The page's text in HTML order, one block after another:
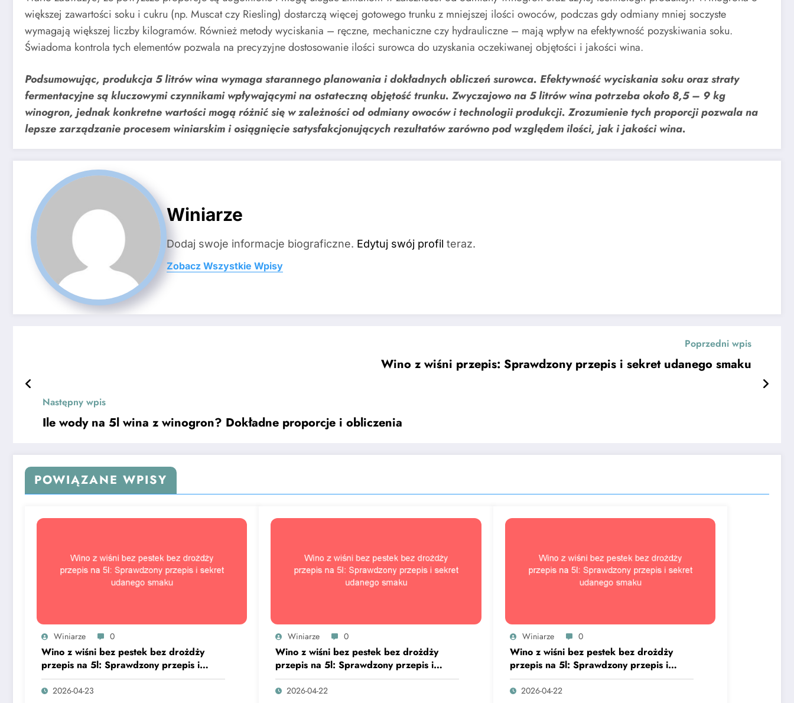
większej zawartości soku i cukru (np. Muscat czy Riesling) dostarczą więcej gotowego trunku z mniejszej ilości owoców, podczas gdy odmiany mniej soczyste
wymagają większej liczby kilogramów. Również metody wyciskania – ręczne, mechaniczne czy hydrauliczne – mają wpływ na efektywność pozyskiwania soku.
Świadoma kontrola tych elementów pozwala na precyzyjne dostosowanie ilości surowca do uzyskania oczekiwanej objętości i jakości wina.
Podsumowując, produkcja 5 litrów wina wymaga starannego planowania i dokładnych obliczeń surowca. Efektywność wyciskania soku oraz straty
fermentacyjne są kluczowymi czynnikami wpływającymi na ostateczną objętość trunku. Zwyczajowo na 5 litrów wina potrzeba około 8,5 – 9 kg
winogron, jednak konkretne wartości mogą różnić się w zależności od odmiany owoców i technologii produkcji. Zrozumienie tych proporcji pozwala na
lepsze zarządzanie procesem winiarskim i osiągnięcie satysfakcjonujących rezultatów zarówno pod względem ilości, jak i jakości wina.
Winiarze
Dodaj swoje informacje biograficzne. Edytuj swój profil teraz.
Zobacz Wszystkie Wpisy
Poprzedni wpis
Wino z wiśni przepis: Sprawdzony przepis i sekret udanego smaku
Następny wpis
Ile wody na 5l wina z winogron? Dokładne proporcje i obliczenia
POWIĄZANE WPISY
Winiarze 0
Wino z wiśni bez pestek bez drożdży
przepis na 5l: Sprawdzony przepis i
sekret udanego smaku
2026-04-23
Winiarze 0
Wino z wiśni bez pestek bez drożdży
przepis na 5l: Sprawdzony przepis i
sekret udanego smaku
2026-04-22
Winiarze 0
Wino z wiśni bez pestek bez drożdży
przepis na 5l: Sprawdzony przepis i
sekret udanego smaku
2026-04-22